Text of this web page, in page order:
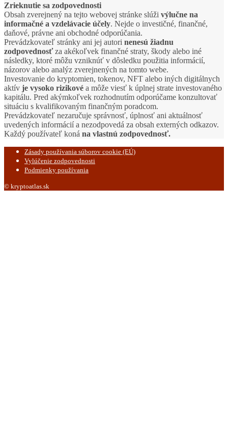
Zrieknutie sa zodpovednosti
Obsah zverejnený na tejto webovej stránke slúži výlučne na
informačné a vzdelávacie účely. Nejde o investičné, finančné,
daňové, právne ani obchodné odporúčania.
Prevádzkovateľ stránky ani jej autori nenesú žiadnu
zodpovednosťza akékoľvek finančné straty, škody alebo iné
následky, ktoré môžu vzniknúť v dôsledku použitia informácií,
názorov alebo analýz zverejnených na tomto webe.
Investovanie do kryptomien, tokenov, NFT alebo iných digitálnych
aktív je vysoko rizikové a môže viesť k úplnej strate investovaného
kapitálu. Pred akýmkoľvek rozhodnutím odporúčame konzultovať
situáciu s kvalifikovaným finančným poradcom.
Prevádzkovateľ nezaručuje správnosť, úplnosť ani aktuálnosť
uvedených informácií a nezodpovedá za obsah externých odkazov.
Každý používateľ koná na vlastnú zodpovednosť.
Zásady používania súborov cookie (EÚ)
Vylúčenie zodpovednosti
Podmienky používania
© kryptoatlas.sk